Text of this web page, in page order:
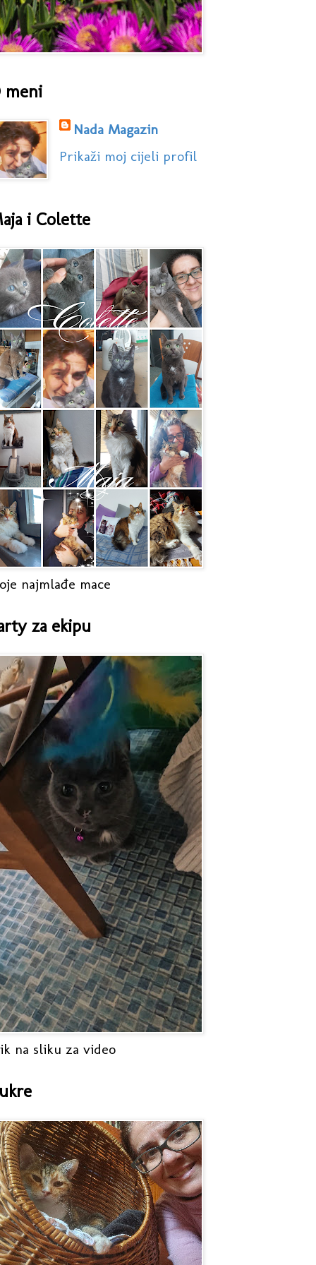
meni
Nada Magazin
Prikaži moj cijeli profil
i Colette
najmlađe mace
za ekipu
na sliku za video